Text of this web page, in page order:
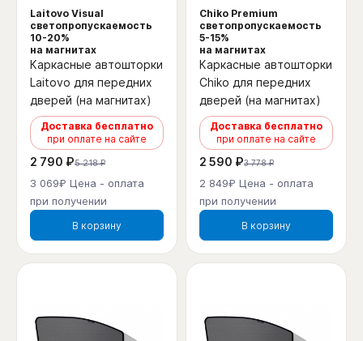
Laitovo Visual
светопропускаемость
10-20%
на магнитах
Каркасные автошторки
Laitovo для передних
дверей (на магнитах)
Доставка бесплатно
при оплате на сайте
2 790 ₽5 218 ₽
3 069₽ Цена - оплата
при получении
В корзину
Chiko Premium
светопропускаемость
5-15%
на магнитах
Каркасные автошторки
Chiko для передних
дверей (на магнитах)
Доставка бесплатно
при оплате на сайте
2 590 ₽3 778 ₽
2 849₽ Цена - оплата
при получении
В корзину